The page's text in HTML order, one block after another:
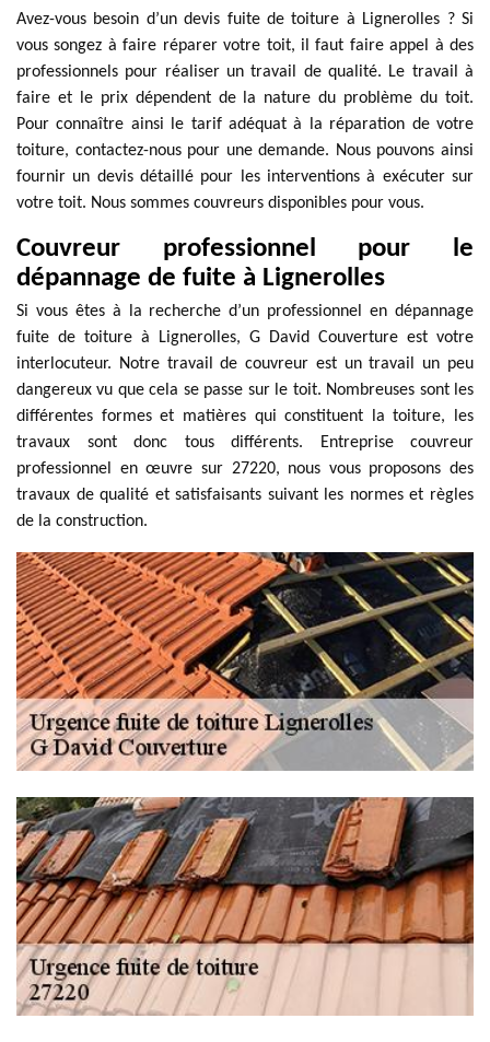
Avez-vous besoin d’un devis fuite de toiture à Lignerolles ? Si
vous songez à faire réparer votre toit, il faut faire appel à des
professionnels pour réaliser un travail de qualité. Le travail à
faire et le prix dépendent de la nature du problème du toit.
Pour connaître ainsi le tarif adéquat à la réparation de votre
toiture, contactez-nous pour une demande. Nous pouvons ainsi
fournir un devis détaillé pour les interventions à exécuter sur
votre toit. Nous sommes couvreurs disponibles pour vous.
Couvreur professionnel pour le
dépannage de fuite à Lignerolles
Si vous êtes à la recherche d’un professionnel en dépannage
fuite de toiture à Lignerolles, G David Couverture est votre
interlocuteur. Notre travail de couvreur est un travail un peu
dangereux vu que cela se passe sur le toit. Nombreuses sont les
différentes formes et matières qui constituent la toiture, les
travaux sont donc tous différents. Entreprise couvreur
professionnel en œuvre sur 27220, nous vous proposons des
travaux de qualité et satisfaisants suivant les normes et règles
de la construction.